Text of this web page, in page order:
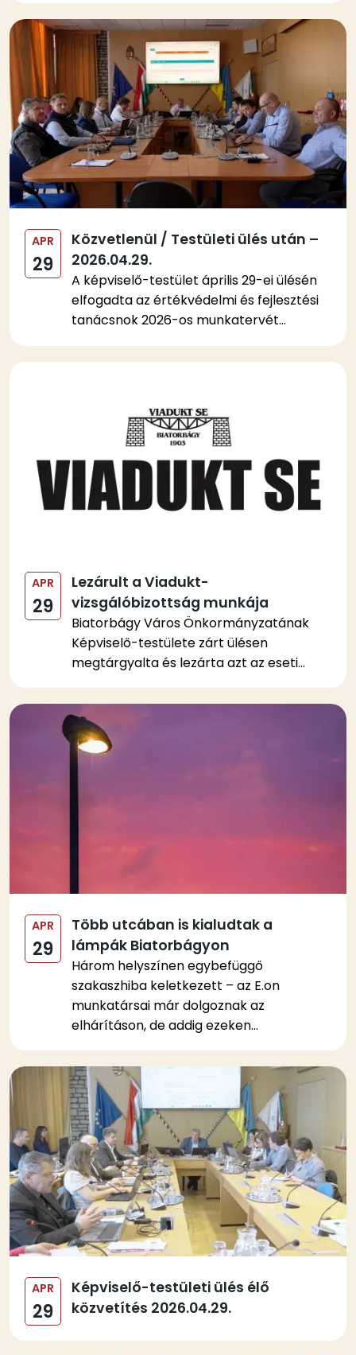
Kép
APR
29
Közvetlenül / Testületi ülés után –
2026.04.29.
A képviselő-testület április 29-ei ülésén
elfogadta az értékvédelmi és fejlesztési
tanácsnok 2026-os munkatervét...
Kép
APR
29
Lezárult a Viadukt-
vizsgálóbizottság munkája
Biatorbágy Város Önkormányzatának
Képviselő-testülete zárt ülésen
megtárgyalta és lezárta azt az eseti...
Kép
APR
29
Több utcában is kialudtak a
lámpák Biatorbágyon
Három helyszínen egybefüggő
szakaszhiba keletkezett – az E.on
munkatársai már dolgoznak az
elhárításon, de addig ezeken...
Kép
APR
29
Képviselő-testületi ülés élő
közvetítés 2026.04.29.